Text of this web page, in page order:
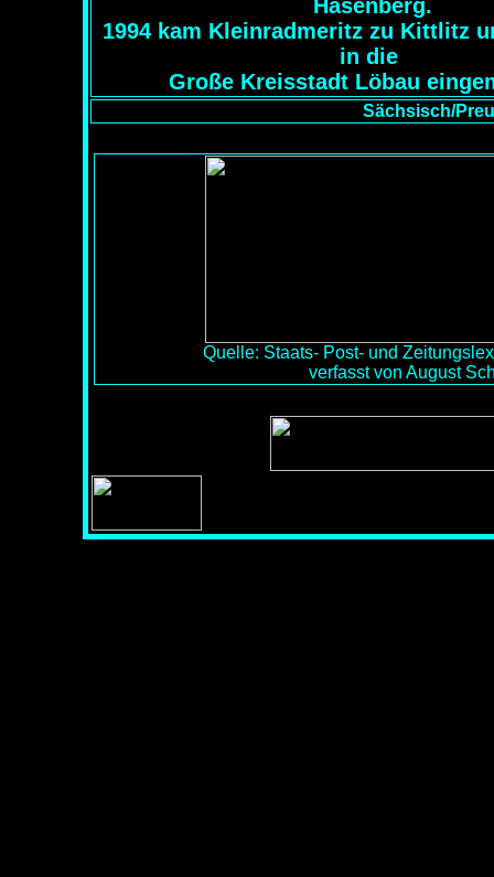
Hasenberg.
1994 kam Kleinradmeritz zu Kittlitz
in die
Große Kreisstadt Löbau
Sächsisch/
Quelle: Staats- Post- und
verfasst von August